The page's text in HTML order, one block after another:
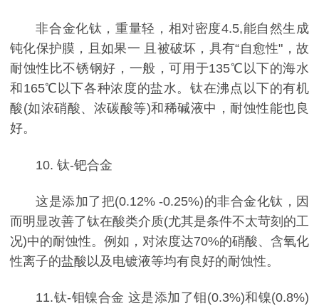
非合金化钛，重量轻，相对密度4.5,能自然生成
钝化保护膜，且如果一 且被破坏，具有“自愈性"，故
耐蚀性比不锈钢好，一般，可用于135℃以下的海水
和165℃以下各种浓度的盐水。钛在沸点以下的有机
酸(如浓硝酸、浓碳酸等)和稀碱液中，耐蚀性能也良
好。
10. 钛-钯合金
这是添加了把(0.12% -0.25%)的非合金化钛，因
而明显改善了钛在酸类介质(尤其是条件不太苛刻的工
况)中的耐蚀性。例如，对浓度达70%的硝酸、含氧化
性离子的盐酸以及电镀液等均有良好的耐蚀性。
11.钛-钼镍合金 这是添加了钼(0.3%)和镍(0.8%)